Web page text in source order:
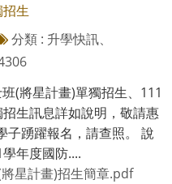
生
分類 : 升學快訊、
(將星計畫)單獨招生、111
生訊息詳如說明，敬請惠
子踴躍報名，請查照。 說
年度國防....
星計畫)招生簡章.pdf